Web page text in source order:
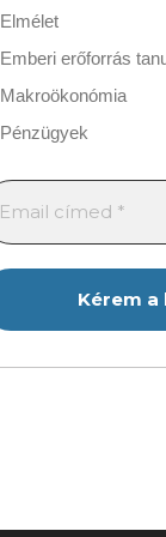
Elmélet
Emberi erőforrás
Makroökonómia
Pénzügyek